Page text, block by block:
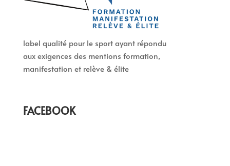
label qualité pour le sport ayant répondu
aux exigences des mentions formation,
manifestation et relève & élite
FACEBOOK